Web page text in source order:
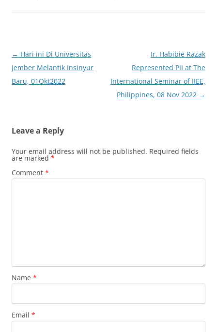
Post
navigation
← Hari ini Di Universitas
Jember Melantik Insinyur
Baru, 01Okt2022
Ir. Habibie Razak
Represented PII at The
International Seminar of IIEE,
Philippines, 08 Nov 2022 →
Leave a Reply
Your email address will not be published. Required fields
are marked *
Comment *
Name *
Email *